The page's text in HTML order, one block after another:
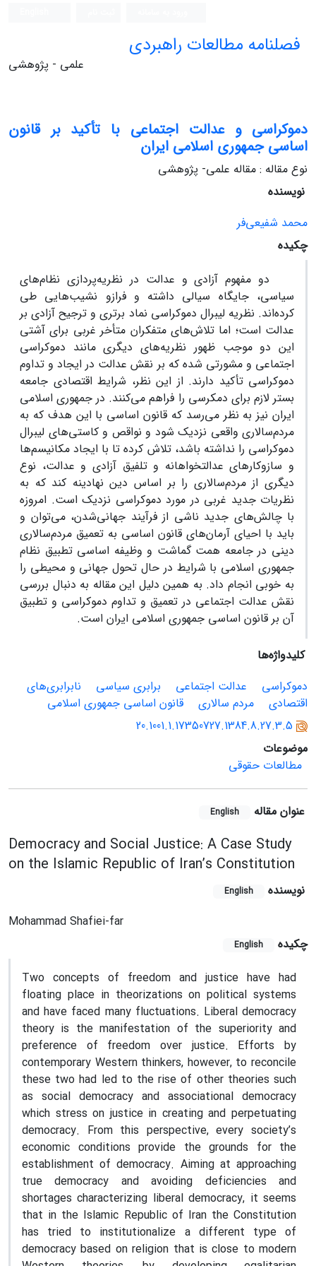
فصلنامه مطالعات راهبردی
علمی - پژوهشی
دموکراسی و عدالت اجتماعی با تأکید بر قانون
اساسی جمهوری اسلامی ایران
نوع مقاله : مقاله علمی- پژوهشی
نویسنده
محمد شفیعی‌فر
چکیده
دو مفهوم آزادی و عدالت در نظریه‌پردازی نظام‌های
سیاسی، جایگاه سیالی داشته و فرازو نشیب‌هایی طی
کرده‌اند. نظریه لیبرال دموکراسی نماد برتری و ترجیح آزادی بر
عدالت است؛ اما تلاش‌های متفکران متأخر غربی برای آشتی
این دو موجب ظهور نظریه‌های دیگری مانند دموکراسی
اجتماعی و مشورتی شده که بر نقش عدالت در ایجاد و تداوم
دموکراسی تأکید دارند. از این نظر، شرایط اقتصادی جامعه
بستر لازم برای دمکرسی را فراهم می‌کنند. در جمهوری اسلامی
ایران نیز به نظر می‌رسد که قانون اساسی با این هدف که به
مردم‌سالاری واقعی نزدیک شود و نواقص و کاستی‌های لیبرال
دموکراسی را نداشته باشد، تلاش کرده تا با ایجاد مکانیسم‌ها
و سازوکارهای عدالتخواهانه و تلفیق آزادی و عدالت، نوع
دیگری از مردم‌سالاری را بر اساس دین نهادینه کند که به
نظریات جدید غربی در مورد دموکراسی نزدیک است. امروزه
با چالش‌های جدید ناشی از فرآیند جهانی‌شدن، می‌توان و
باید با احیای آرمان‌های قانون اساسی به تعمیق مردم‌سالاری
دینی در جامعه همت گماشت و وظیفه اساسی تطبیق نظام
جمهوری اسلامی با شرایط در حال تحول جهانی و محیطی را
به خوبی انجام داد. به همین دلیل این مقاله به دنبال بررسی
نقش عدالت اجتماعی در تعمیق و تداوم دموکراسی و تطبیق
آن بر قانون اساسی جمهوری اسلامی ایران است.
کلیدواژه‌ها
دموکراسی
عدالت اجتماعی برابری سیاسی
نابرابری‌های
اقتصادی
مردم سالاری
قانون اساسی جمهوری اسلامی
20.1001.1.17350727.1384.8.27.3.5
موضوعات
مطالعات حقوقی
عنوان مقاله English
Democracy and Social Justice: A Case Study
on the Islamic Republic of Iran’s Constitution
نویسنده English
Mohammad Shafiei-far
چکیده
English
Two concepts of freedom and justice have had
floating place in theorizations on political systems
and have faced many fluctuations. Liberal democracy
theory is the manifestation of the superiority and
preference of freedom over justice. Efforts by
contemporary Western thinkers, however, to reconcile
these two had led to the rise of other theories such
as social democracy and associational democracy
which stress on justice in creating and perpetuating
democracy. From this perspective, every society’s
economic conditions provide the grounds for the
establishment of democracy. Aiming at approaching
true democracy and avoiding deficiencies and
shortages characterizing liberal democracy, it seems
that in the Islamic Republic of Iran the Constitution
has tried to institutionalize a different type of
democracy based on religion that is close to modern